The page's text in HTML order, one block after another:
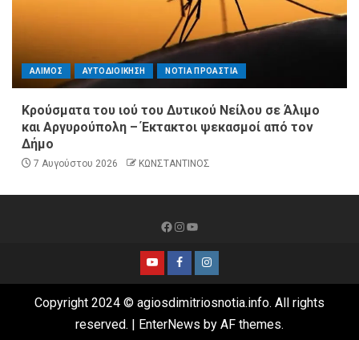
ΑΛΙΜΟΣ ΑΥΤΟΔΙΟΙΚΗΣΗ ΝΟΤΙΑ ΠΡΟΑΣΤΙΑ
Κρούσματα του ιού του Δυτικού Νείλου σε Άλιμο
και Αργυρούπολη – Έκτακτοι ψεκασμοί από τον
Δήμο
7 Αυγούστου 2026 ΚΩΝΣΤΑΝΤΙΝΟΣ
Copyright 2024 © agiosdimitriosnotia.info. All rights
reserved.
EnterNews by AF themes.